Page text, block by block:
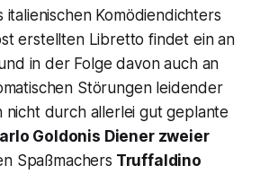
italienischen Komödiendichters
erstellten Libretto findet ein an
in der Folge davon auch an
Störungen leidender
nicht durch allerlei gut geplante
Goldonis Diener zweier
Spaßmachers Truffaldino